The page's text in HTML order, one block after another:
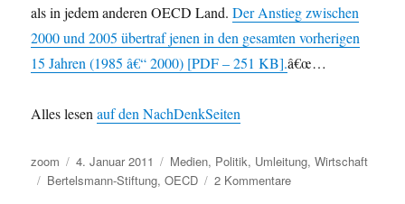
als in jedem anderen OECD Land.Der Anstieg zwischen
2000 und 2005 übertraf jenen in den gesamten vorherigen
15 Jahren (1985 â€“ 2000) [PDF – 251 KB].â€œ…
Alles lesenauf den NachDenkSeiten
Autor
zoom
Veröffentlicht
am
4. Januar 2011 Kategorien
Medien, Politik, Umleitung,Wirtschaft
Schlagwörter
Bertelsmann-Stiftung,OECD 2 Kommentarezu